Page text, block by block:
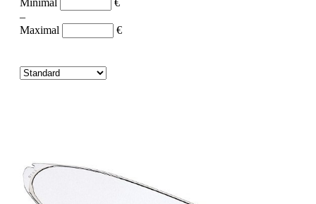
Minimal
€
–
Maximal
€